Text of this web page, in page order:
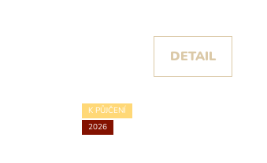
DETAIL
K PŮJČENÍ
2026